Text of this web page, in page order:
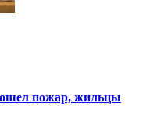
пожар, жильцы